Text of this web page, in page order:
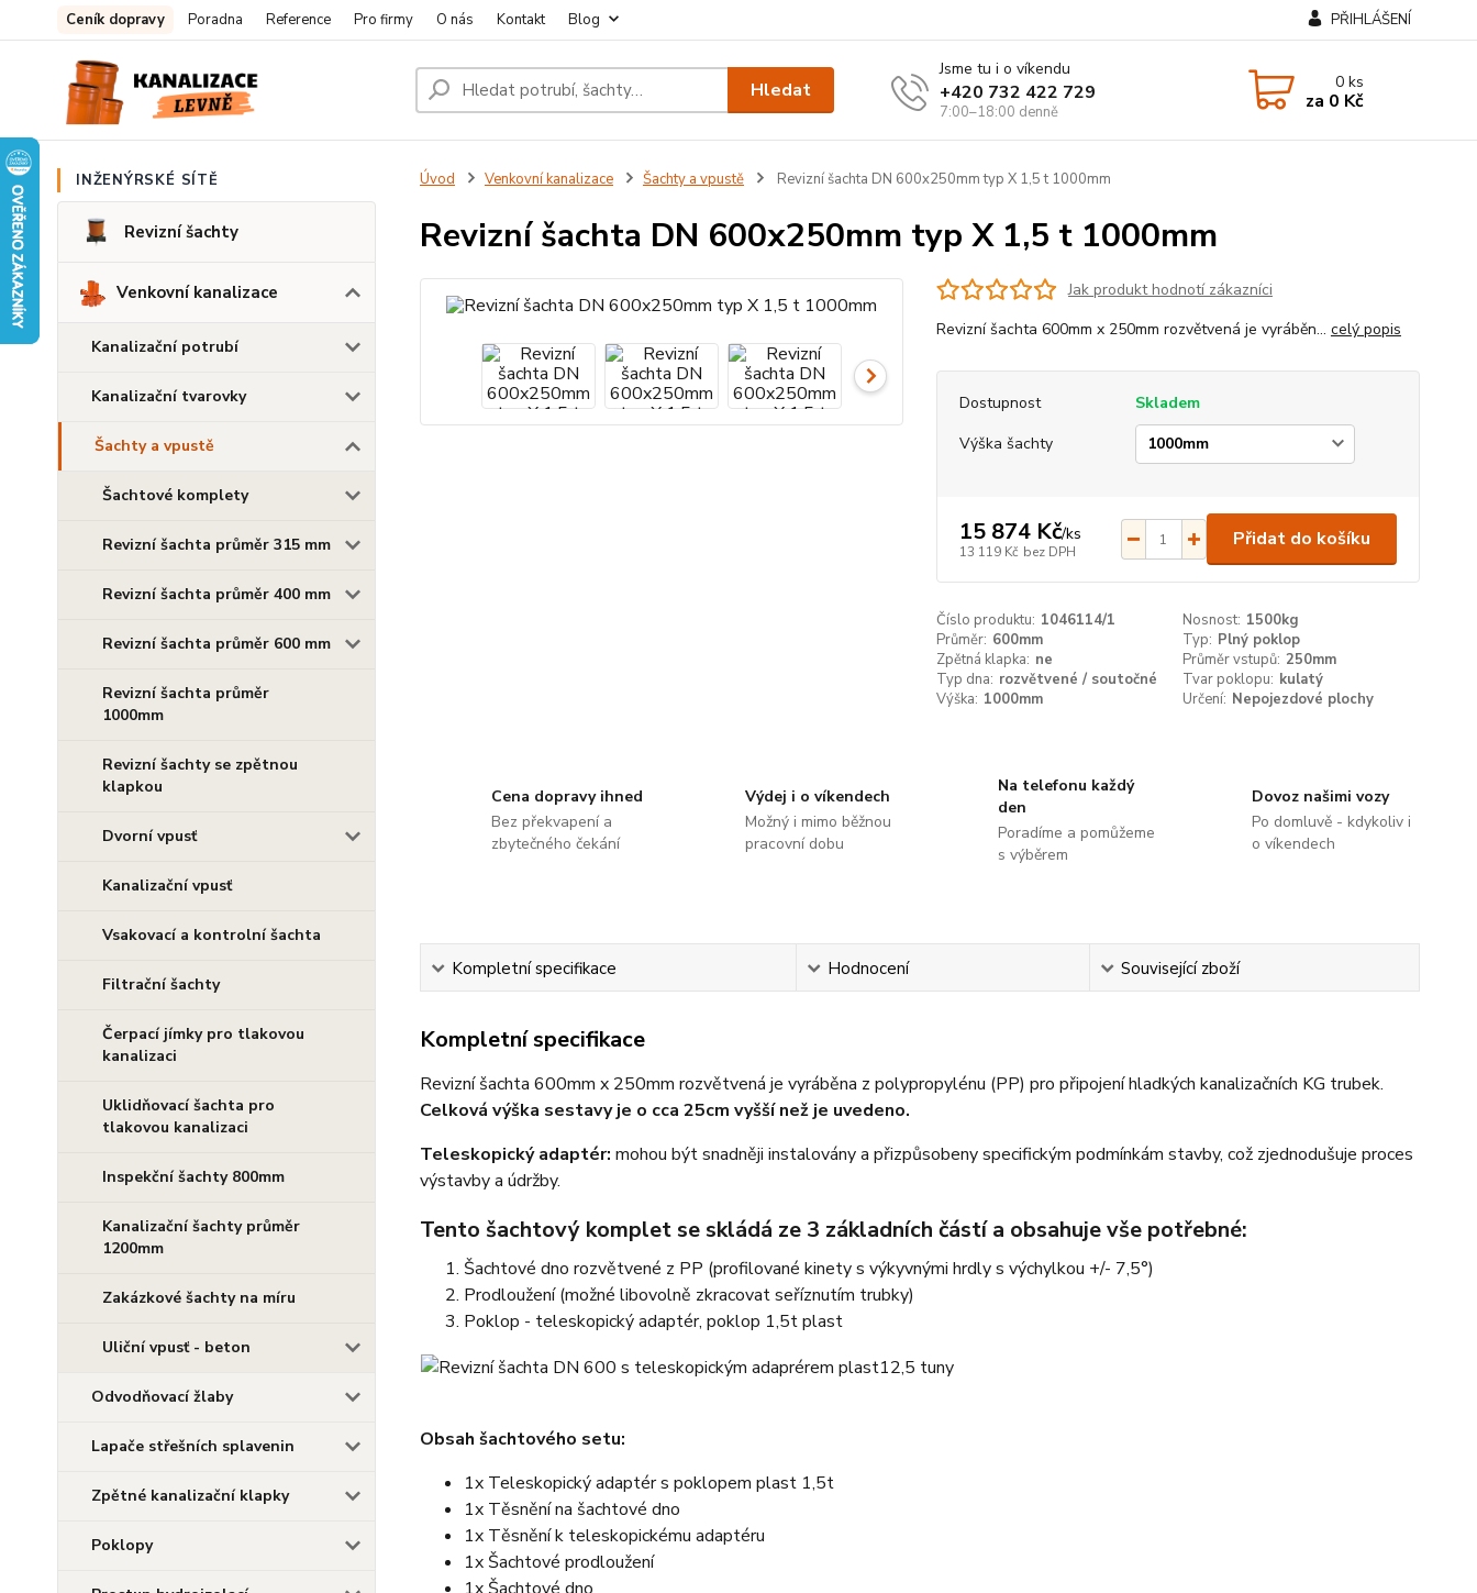
Ceník dopravy Poradna Reference Pro firmy O nás Kontakt Blog PŘIHLÁŠENÍ
Hledat
Jsme tu i o víkendu
+420 732 422 729
7:00–18:00 denně
0ks
za 0 Kč
INŽENÝRSKÉ SÍTĚ
Revizní šachty
Venkovní kanalizace
Kanalizační potrubí
Kanalizační tvarovky
Šachty a vpustě
Šachtové komplety
Revizní šachta průměr 315 mm
Revizní šachta průměr 400 mm
Revizní šachta průměr 600 mm
Revizní šachta průměr
1000mm
Revizní šachty se zpětnou
klapkou
Dvorní vpusť
Kanalizační vpusť
Vsakovací a kontrolní šachta
Filtrační šachty
Čerpací jímky pro tlakovou
kanalizaci
Uklidňovací šachta pro
tlakovou kanalizaci
Inspekční šachty 800mm
Kanalizační šachty průměr
1200mm
Zakázkové šachty na míru
Uliční vpusť - beton
Odvodňovací žlaby
Lapače střešních splavenin
Zpětné kanalizační klapky
Poklopy
Úvod Venkovní kanalizace Šachty a vpustě Revizní šachta DN 600x250mm typ X 1,5 t 1000mm
Revizní šachta DN 600x250mm typ X 1,5 t 1000mm
Jak produkt hodnotí zákazníci
Revizní šachta 600mm x 250mm rozvětvená je vyráběn... celý popis
Dostupnost
Skladem
Výška šachty
15 874 Kč/ks
13 119 Kč bez DPH
Přidat do košíku
Číslo produktu: 1046114/1 Nosnost: 1500kg
Průměr: 600mm Typ: Plný poklop
Zpětná klapka: ne Průměr vstupů: 250mm
Typ dna: rozvětvené / soutočné Tvar poklopu: kulatý
Výška: 1000mm Určení: Nepojezdové plochy
Cena dopravy ihned
Bez překvapení a
zbytečného čekání
Výdej i o víkendech
Možný i mimo běžnou
pracovní dobu
Na telefonu každý
den
Poradíme a pomůžeme
s výběrem
Dovoz našimi vozy
Po domluvě - kdykoliv i
o víkendech
Kompletní specifikace Hodnocení Související zboží
Kompletní specifikace
Revizní šachta 600mm x 250mm rozvětvená je vyráběna z polypropylénu (PP) pro připojení hladkých kanalizačních KG trubek.
Celková výška sestavy je o cca 25cm vyšší než je uvedeno.
Teleskopický adaptér: mohou být snadněji instalovány a přizpůsobeny specifickým podmínkám stavby, což zjednodušuje proces
výstavby a údržby.
Tento šachtový komplet se skládá ze 3 základních částí a obsahuje vše potřebné:
Šachtové dno rozvětvené z PP (profilované kinety s výkyvnými hrdly s výchylkou +/- 7,5°)
Prodloužení(možné libovolně zkracovat seříznutím trubky)
Poklop - teleskopický adaptér, poklop 1,5t plast
Obsah šachtového setu:
1x Teleskopický adaptér s poklopem plast 1,5t
1x Těsnění na šachtové dno
1x Těsnění k teleskopickému adaptéru
1x Šachtové prodloužení